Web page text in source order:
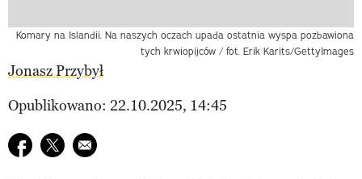
Komary na Islandii. Na naszych oczach upada ostatnia wyspa pozbawiona
tych krwiopijców / fot. Erik Karits/GettyImages
Jonasz Przybył
Opublikowano: 22.10.2025, 14:45
Udostępnij na facebook
Udostępnij na twitter
E-mail do przyjaciela